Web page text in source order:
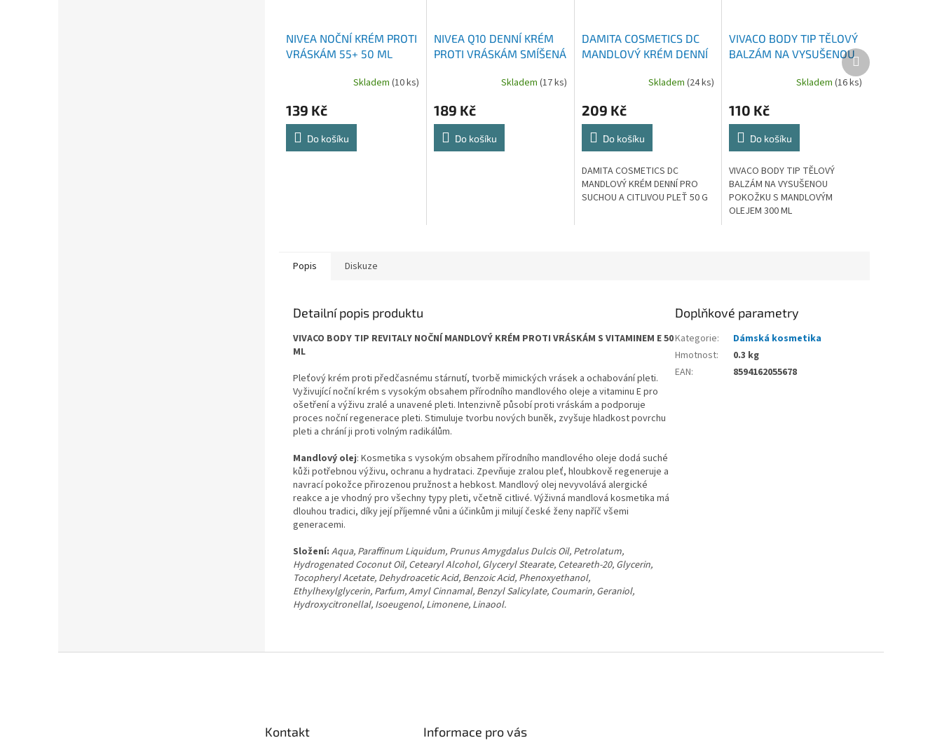
NIVEA NOČNÍ KRÉM PROTI
VRÁSKÁM 55+ 50 ML
Skladem (10 ks)
139 Kč
Do košíku
NIVEA Q10 DENNÍ KRÉM
PROTI VRÁSKÁM SMÍŠENÁ
Skladem (17 ks)
189 Kč
Do košíku
DAMITA COSMETICS DC
MANDLOVÝ KRÉM DENNÍ
Skladem(24 ks)
209 Kč
Do košíku
DAMITA COSMETICS DC
MANDLOVÝ KRÉM DENNÍ PRO
SUCHOU A CITLIVOU PLEŤ 50 G
VIVACO BODY TIP TĚLOVÝ
BALZÁM NA VYSUŠENOU
POKOŽKU S MANDLOVÝM
OLEJEM 300 MLSkladem (16 ks)
110 Kč
Do košíku
VIVACO BODY TIP TĚLOVÝ
BALZÁM NA VYSUŠENOU
POKOŽKU S MANDLOVÝM
OLEJEM 300 ML
Další
produkt
Popis Diskuze
Detailní popis produktu
VIVACO BODY TIP REVITALY NOČNÍ MANDLOVÝ KRÉM PROTI VRÁSKÁM S VITAMINEM E 50
ML
Pleťový krém proti předčasnému stárnutí, tvorbě mimických vrásek a ochabování pleti.
Vyživující noční krém s vysokým obsahem přírodního mandlového oleje a vitaminu Epro
ošetření a výživu zralé a unavené pleti. Intenzivně působí proti vráskám a podporuje
proces noční regenerace pleti. Stimuluje tvorbu nových buněk, zvyšuje hladkost povrchu
pleti a chrání ji proti volným radikálům.
Mandlový olej: Kosmetika s vysokým obsahem přírodního mandlového oleje dodá suché
kůži potřebnou výživu, ochranu a hydrataci. Zpevňuje zralou pleť, hloubkově regeneruje a
navrací pokožce přirozenou pružnost a hebkost. Mandlový olej nevyvolává alergické
reakce a je vhodný pro všechny typy pleti, včetně citlivé. Výživná mandlová kosmetika má
dlouhou tradici, díky její příjemné vůni a účinkům ji milují české ženy napříč všemi
generacemi.
Složení: Aqua, Paraffinum Liquidum, Prunus Amygdalus Dulcis Oil, Petrolatum,
Hydrogenated Coconut Oil, Cetearyl Alcohol, Glyceryl Stearate, Ceteareth-20, Glycerin,
Tocopheryl Acetate, Dehydroacetic Acid, Benzoic Acid, Phenoxyethanol,
Ethylhexylglycerin, Parfum, Amyl Cinnamal, Benzyl Salicylate, Coumarin, Geraniol,
Hydroxycitronellal, Isoeugenol, Limonene, Linaool.
Doplňkové parametry
Kategorie:
Dámská kosmetika
Hmotnost:
0.3 kg
EAN: 8594162055678
Kontakt Informace pro vás